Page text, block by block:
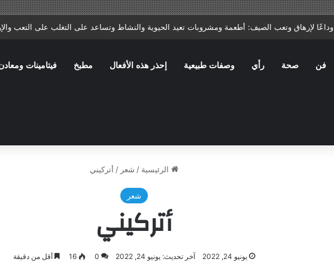
علاج التهاب البروستاتا: ماذا يصف الطبيب؟ وما الأخطاء الشائعة التي تؤخر الشفاء؟
فن صحة رأي وصفات طبيعية إحذر هذه الأفعال مطبخ فيتامينات
الرئيسية / شعر / أتركيني
شعر
أتركيني
يونيو 24, 2022 آخر تحديث: يونيو 24, 2022 0
16 أقل من دقيقة